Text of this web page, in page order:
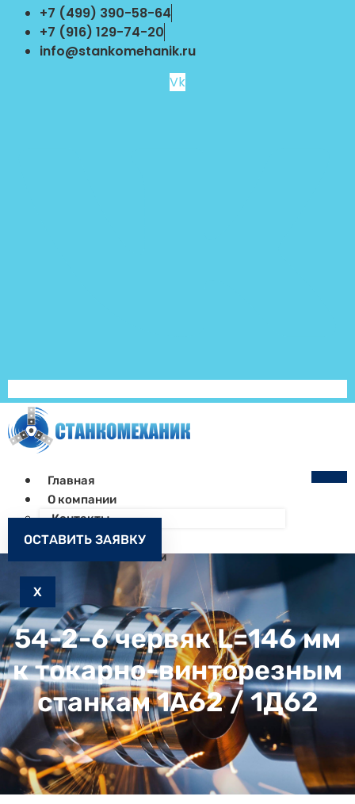
Перейти
содержимому
+7 (499) 390-58-64
+7 (916) 129-74-20
info@stankomehanik.ru
Vk
Главная
О компании
Контакты
Как заказать
Запчасти к станкам
X
ОСТАВИТЬ ЗАЯВКУ
54-2-6 червяк L=146 мм
к токарно-винторезным
станкам 1А62 / 1Д62